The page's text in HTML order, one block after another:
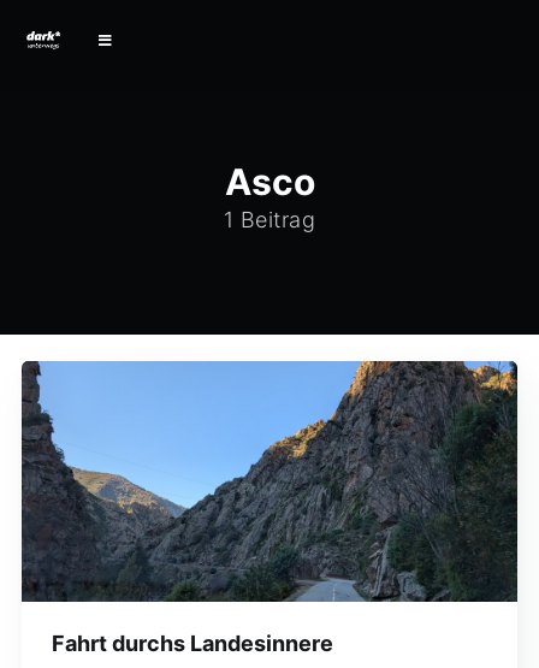
Asco
1 Beitrag
Fahrt durchs Landesinnere